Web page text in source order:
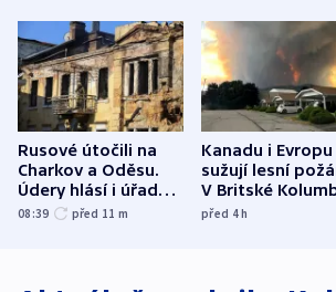
Rusové útočili na
Charkov a Oděsu.
Údery hlásí i úřady v
Bělgorodu
08:39 před 11 m
Kanadu i Evropu
sužují lesní
V Britské
evakuovali tisíce
před 4h